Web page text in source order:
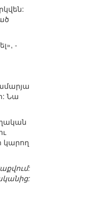
-
Նա
կարող